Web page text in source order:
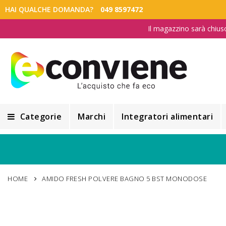
HAI QUALCHE DOMANDA? 049 8597472
Il magazzino sarà
Categorie
Alimentazione e Dietetica
Marchi Integratori alimentari
HOME AMIDO FRESH POLVERE BAGNO 5 BST MONODOSE